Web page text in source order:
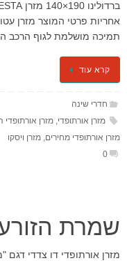
תמיכה מושלמת לגוף הרכב
קרא עוד
חדרי שינה
מזרן אורתופדי מזרן אורתופדי
מזרן אורתופדי מחירים מזרן ויסקו
0
שמרת
מזרן אורתופדי דו צדדי דגם